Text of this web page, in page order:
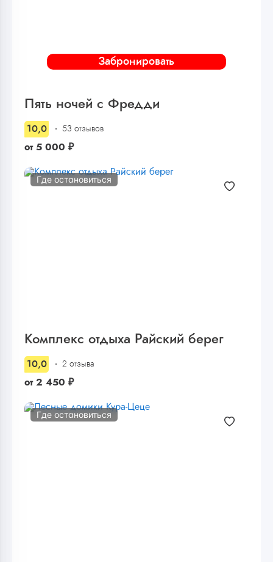
Забронировать
Пять ночей с Фредди
10,0 53 отзывов
от 5 000 ₽
Где остановиться
Комплекс отдыха Райский берег
10,0 2 отзыва
от 2 450 ₽
Где остановиться